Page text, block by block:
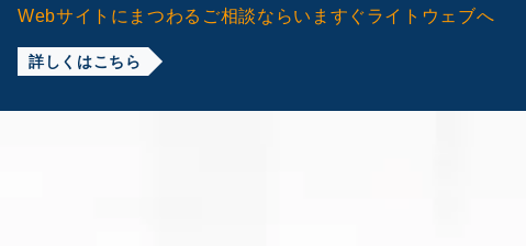
Webサイトにまつわるご相談ならいますぐライトウェブへ
詳しくはこちら